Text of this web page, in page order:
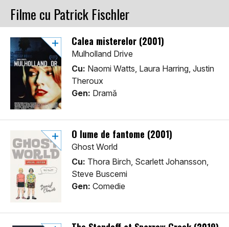
Filme cu Patrick Fischler
Calea misterelor (2001)
Mulholland Drive
Cu: Naomi Watts, Laura Harring, Justin
Theroux
Gen: Dramă
O lume de fantome (2001)
Ghost World
Cu: Thora Birch, Scarlett Johansson,
Steve Buscemi
Gen: Comedie